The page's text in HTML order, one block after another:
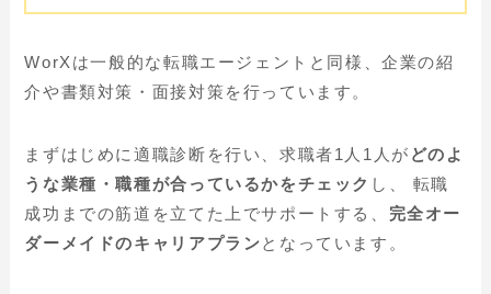
WorXは一般的な転職エージェントと同様、企業の紹
介や書類対策・面接対策を行っています。
まずはじめに適職診断を行い、求職者1人1人が どのよ
うな業種・職種が合っているかをチェック し、 転職
成功までの筋道を立てた上でサポートする、 完全オー
ダーメイドのキャリアプランとなっています。